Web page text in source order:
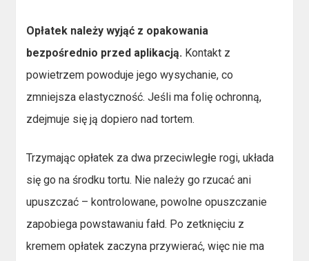
Opłatek należy wyjąć z opakowania
bezpośrednio przed aplikacją. Kontakt z
powietrzem powoduje jego wysychanie, co
zmniejsza elastyczność. Jeśli ma folię ochronną,
zdejmuje się ją dopiero nad tortem.
Trzymając opłatek za dwa przeciwległe rogi, układa
się go na środku tortu. Nie należy go rzucać ani
upuszczać – kontrolowane, powolne opuszczanie
zapobiega powstawaniu fałd. Po zetknięciu z
kremem opłatek zaczyna przywierać, więc nie ma